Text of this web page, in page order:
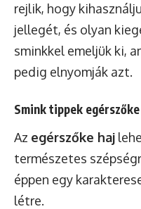
rejlik, hogy
jellegét, és olyan
sminkkel emeljük ki,
pedig elnyomják azt.
Smink tippek
Az egérszőke haj
természetes
éppen egy
létre.